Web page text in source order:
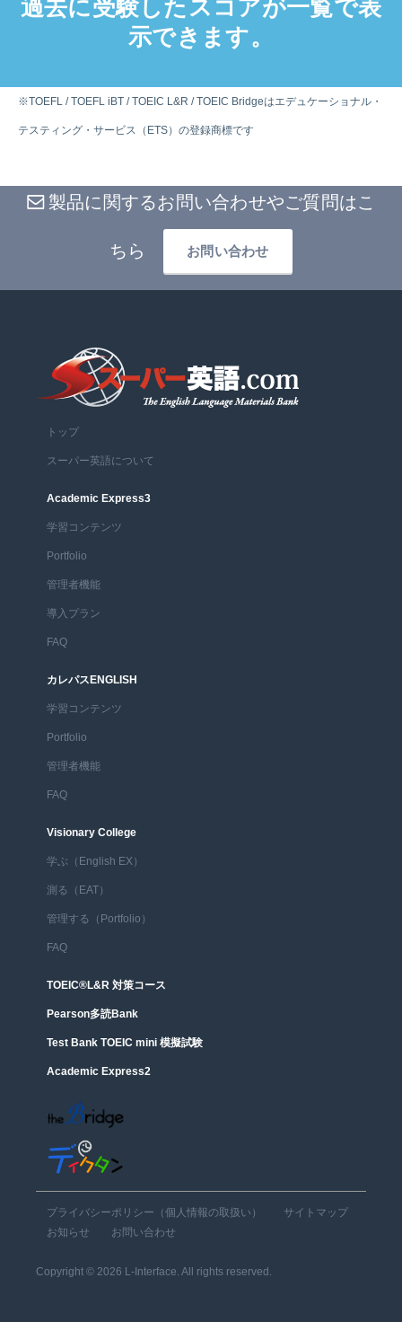
過去に受験したスコアが一覧で表
示できます。
※TOEFL / TOEFL iBT / TOEIC L&R / TOEIC Bridgeはエデュケーショナル・
テスティング・サービス（ETS）の登録商標です
製品に関するお問い合わせやご質問はこ
ちら お問い合わせ
トップ
スーパー英語について
Academic Express3
学習コンテンツ
Portfolio
管理者機能
導入プラン
FAQ
カレパスENGLISH
学習コンテンツ
Portfolio
管理者機能
FAQ
Visionary College
学ぶ（English EX）
測る（EAT）
管理する（Portfolio）
FAQ
TOEIC®︎L&R 対策コース
Pearson多読Bank
Test Bank TOEIC mini 模擬試験
Academic Express2
プライバシーポリシー（個人情報の取扱い）
サイトマップ
お知らせ
お問い合わせ
Copyright © 2026 L-Interface. All rights reserved.